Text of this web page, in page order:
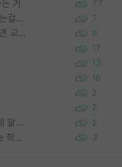
거 77
왜 후배가 못하는걸 교수님은 내 책임으로 돌리는걸까요? 7
SSH 박사과정을 그만두고 지방대 박사로 옮기면 교수의 꿈은 끝일까요? 9
17
13
16
2
2
타대학원 컨텍 준비중인데, 지도교수님께는 언제 말씀드려야 할까요? 2
우리나라도 학구 열풍보면 Higher Doctorate 학위가 필요하다고 봅니다. 3